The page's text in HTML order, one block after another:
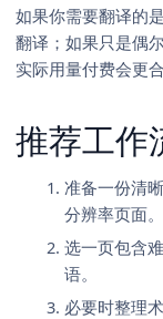
如果你需要翻译的
翻译 ；如果只是偶
实际用量付费会更
推荐工作
准备一份清
分辨率页面。
选一页包含
语。
必要时整理